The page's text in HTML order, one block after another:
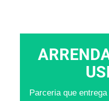
Parceria que